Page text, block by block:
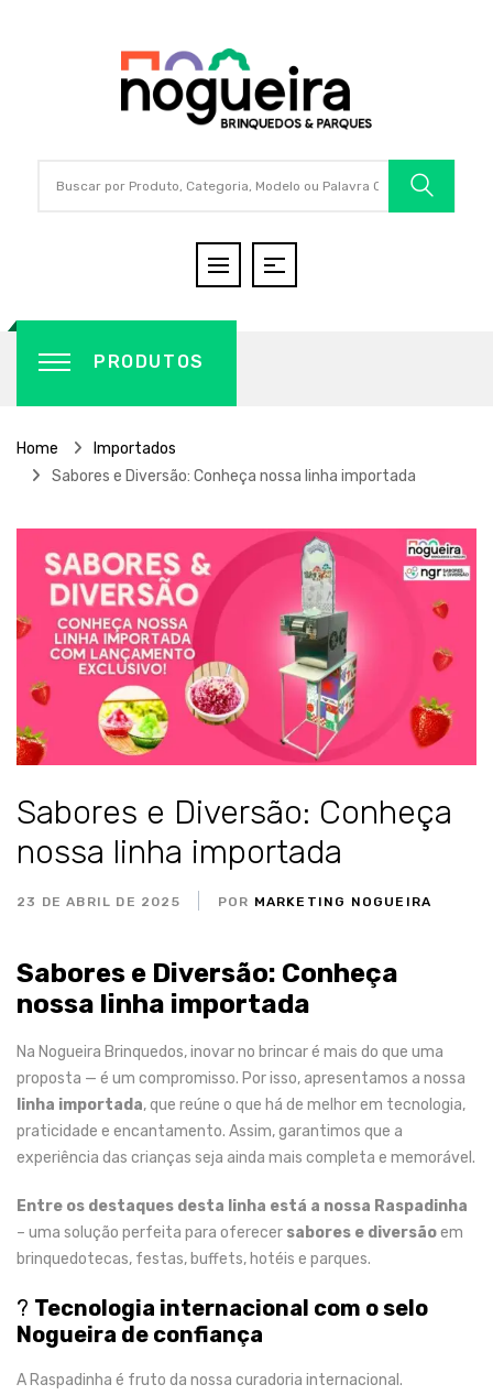
PRODUTOS
Home
Importados
Sabores e Diversão: Conheça nossa linha importada
Sabores e Diversão: Conheça
nossa linha importada
23 DE ABRIL DE 2025 POR MARKETING NOGUEIRA
Sabores e Diversão: Conheça
nossa linha importada
Na Nogueira Brinquedos, inovar no brincar é mais do que uma
proposta — é um compromisso. Por isso, apresentamos a nossa
linha importada, que reúne o que há de melhor em tecnologia,
praticidade e encantamento. Assim, garantimos que a
experiência das crianças seja ainda mais completa e memorável.
Entre os destaques desta linha está a nossa Raspadinha
– uma solução perfeita para oferecer sabores e diversãoem
brinquedotecas, festas, buffets, hotéis e parques.
? Tecnologia internacional com o selo
Nogueira de confiança
A Raspadinha é fruto da nossa curadoria internacional.